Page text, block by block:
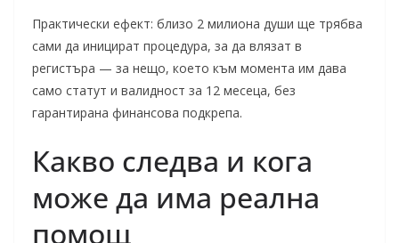
Практически ефект: близо 2 милиона души ще трябва
сами да иницират процедура, за да влязат в
регистъра — за нещо, което към момента им дава
само статут и валидност за 12 месеца, без
гарантирана финансова подкрепа.
Какво следва и кога
може да има реална
помощ